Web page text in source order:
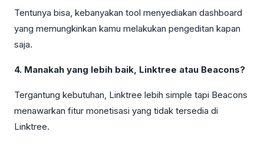
Tentunya bisa, kebanyakan tool menyediakan dashboard
yang memungkinkan kamu melakukan pengeditan kapan
saja.
4. Manakah yang lebih baik, Linktree atau Beacons?
Tergantung kebutuhan, Linktree lebih simple tapi Beacons
menawarkan fitur monetisasi yang tidak tersedia di
Linktree.